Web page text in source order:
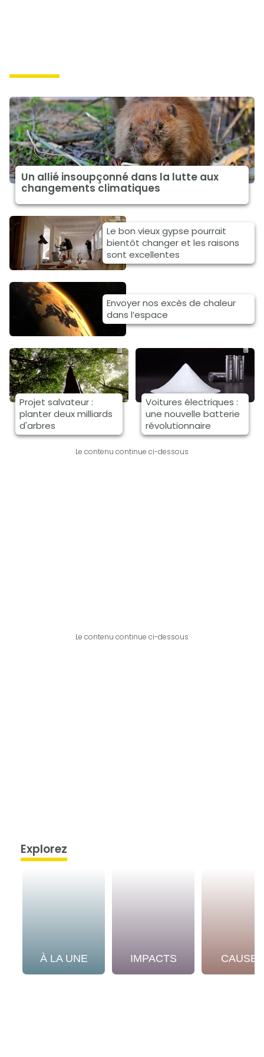
Un allié insoupçonné dans la lutte aux
changements climatiques
Le bon vieux gypse pourrait
bientôt changer et les raisons
sont excellentes
Envoyer nos excès de chaleur
dans l’espace
Projet salvateur :
planter deux milliards
d'arbres
Voitures électriques :
une nouvelle batterie
révolutionnaire
Le contenu continue ci-dessous
Le contenu continue ci-dessous
Explorez
À LA UNE IMPACTS CAUSES